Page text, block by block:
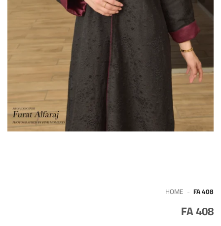
HOME - FA 408
FA 408